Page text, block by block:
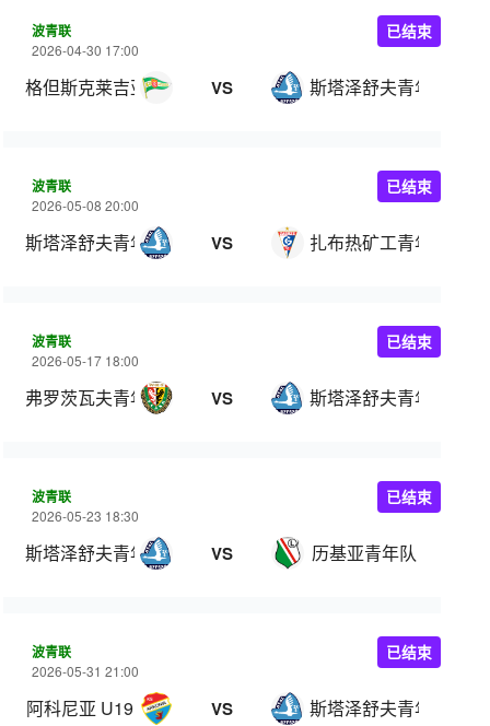
波青联
2026-04-30 17:00
格但斯克莱吉亚青年队 VS 斯塔泽舒夫青年队
已结束
波青联
2026-05-08 20:00
斯塔泽舒夫青年队 VS 扎布热矿工青年队
已结束
波青联
2026-05-17 18:00
弗罗茨瓦夫青年队 VS 斯塔泽舒夫青年队
已结束
波青联
2026-05-23 18:30
斯塔泽舒夫青年队 VS 历基亚青年队
已结束
波青联
2026-05-31 21:00
阿科尼亚 U19 VS 斯塔泽舒夫青年队
已结束